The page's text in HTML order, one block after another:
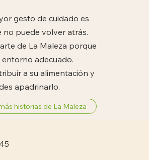
gesto de cuidado es
no puede volver atrás.
de La Maleza porque
adecuado.
a su alimentación y
apadrinarlo.
historias de La Maleza